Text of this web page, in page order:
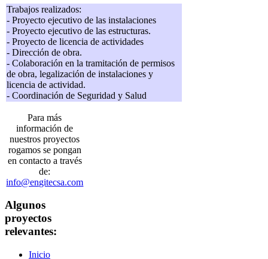
Trabajos realizados:
- Proyecto ejecutivo de las instalaciones
- Proyecto ejecutivo de las estructuras.
- Proyecto de licencia de actividades
- Dirección de obra.
- Colaboración en la tramitación de permisos
de obra, legalización de instalaciones y
licencia de actividad.
- Coordinación de Seguridad y Salud
Para más
información de
nuestros proyectos
rogamos se pongan
en contacto a través
de:
info@engitecsa.com
Algunos
proyectos
relevantes:
Inicio